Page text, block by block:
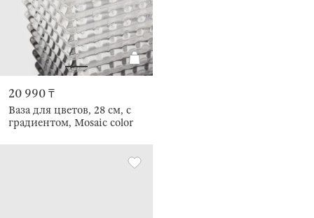
20 990 ₸
Ваза для цветов, 28 см, с
градиентом, Mosaic color